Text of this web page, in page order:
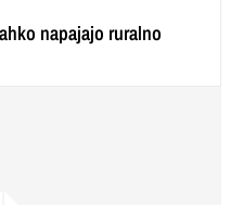
napajajo ruralno